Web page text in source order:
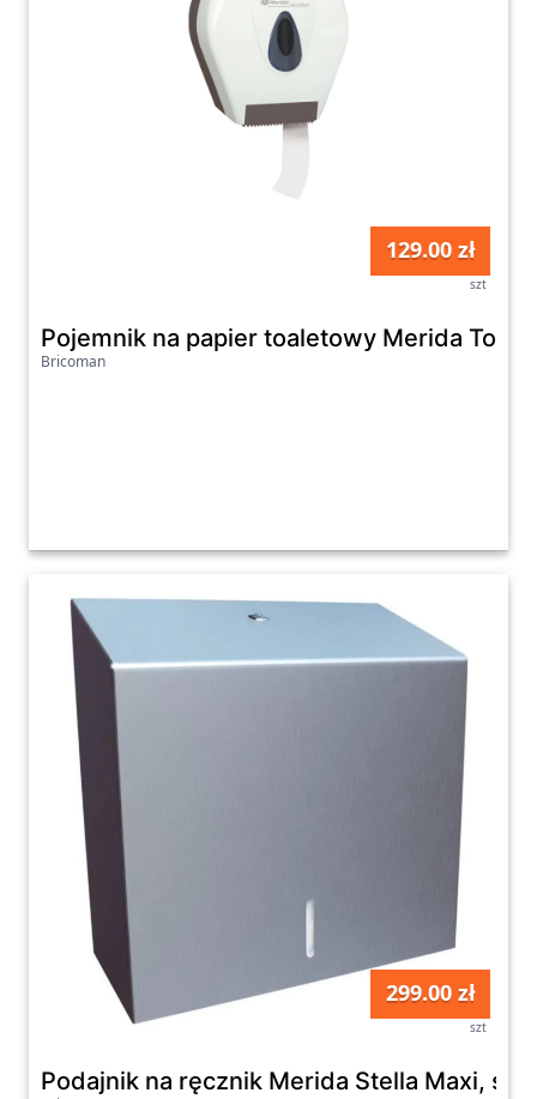
129.00 zł
szt
Pojemnik na papier toaletowy Merida Top
Bricoman
299.00 zł
szt
Podajnik na ręcznik Merida Stella Maxi, stal